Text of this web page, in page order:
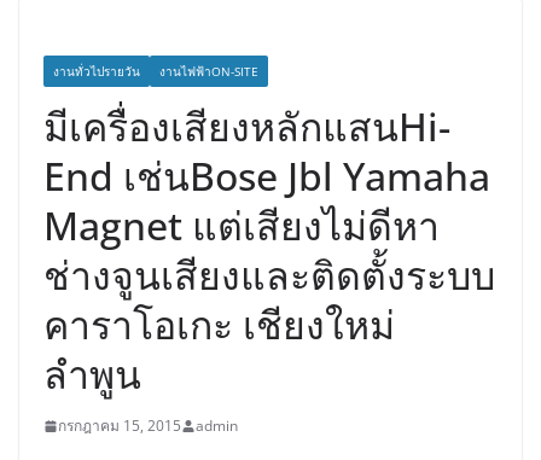
งานทั่วไปรายวัน งานไฟฟ้าON-SITE
มีเครื่องเสียงหลักแสนHi-
End เช่นBose Jbl Yamaha
Magnet แต่เสียงไม่ดีหา
ช่างจูนเสียงและติดตั้งระบบ
คาราโอเกะ เชียงใหม่
ลำพูน
กรกฎาคม 15, 2015 admin